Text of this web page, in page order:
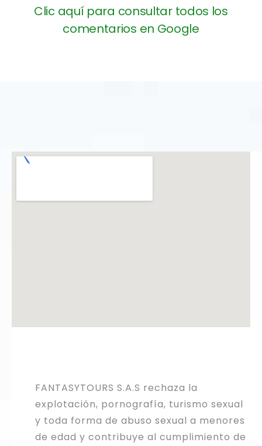
Clic aquí para consultar todos los
comentarios en Google
FANTASYTOURS S.A.S rechaza la
explotación, pornografía, turismo sexual
y toda forma de abuso sexual a menores
de edad y contribuye al cumplimiento de